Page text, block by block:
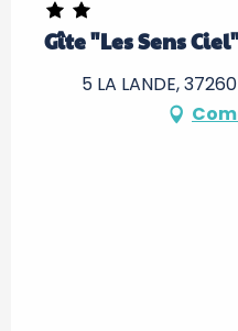
Gîte "Les Sens Ciel"
5 LA LANDE,